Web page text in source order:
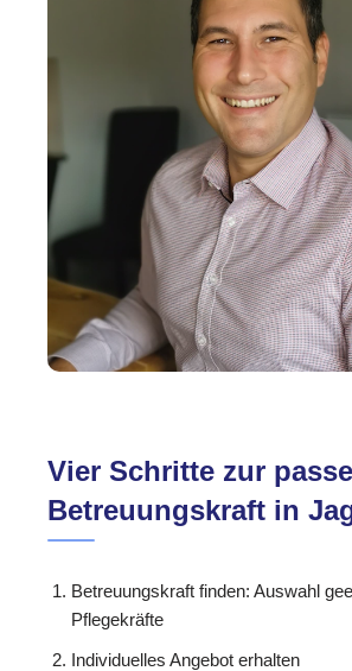
Vier Schritte zur
Betreuungskraft in
Betreuungskraft finden: Auswahl
Pflegekräfte
Individuelles Angebot erhalten